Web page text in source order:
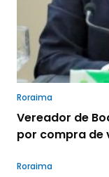
Roraima
Vereador de
por compra de
Roraima